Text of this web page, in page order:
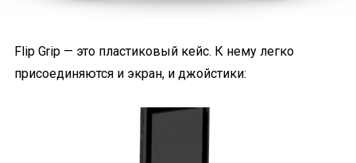
Flip Grip — это пластиковый кейс. К нему легко
присоединяются и экран, и джойстики: